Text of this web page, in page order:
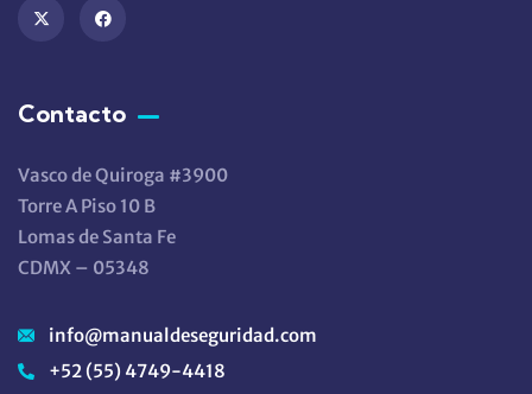
Contacto
Vasco de Quiroga #3900
Torre A Piso 10 B
Lomas de Santa Fe
CDMX – 05348
info@manualdeseguridad.com
+52 (55) 4749-4418